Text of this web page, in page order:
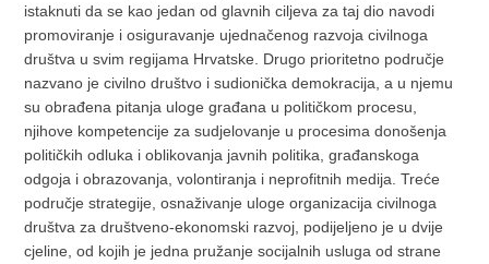
istaknuti da se kao jedan od glavnih ciljeva za taj dio navodi
promoviranje i osiguravanje ujednačenog razvoja civilnoga
društva u svim regijama Hrvatske. Drugo prioritetno područje
nazvano je civilno društvo i sudionička demokracija, a u njemu
su obrađena pitanja uloge građana u političkom procesu,
njihove kompetencije za sudjelovanje u procesima donošenja
političkih odluka i oblikovanja javnih politika, građanskoga
odgoja i obrazovanja, volontiranja i neprofitnih medija. Treće
područje strategije, osnaživanje uloge organizacija civilnoga
društva za društveno-ekonomski razvoj, podijeljeno je u dvije
cjeline, od kojih je jedna pružanje socijalnih usluga od strane